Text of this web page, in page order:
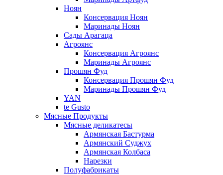
Ноян
Консервация Ноян
Маринады Ноян
Сады Арагаца
Агроянс
Консервация Агроянс
Маринады Агроянс
Прошян Фуд
Консервация Прошян Фуд
Маринады Прошян Фуд
YAN
te Gusto
Мясные Продукты
Мясные деликатесы
Армянская Бастурма
Армянский Суджух
Армянская Колбаса
Нарезки
Полуфабрикаты